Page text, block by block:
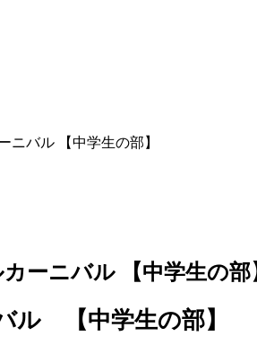
ニバル 【中学生の部】
ーニバル 【中学生の部
ル 【中学生の部】